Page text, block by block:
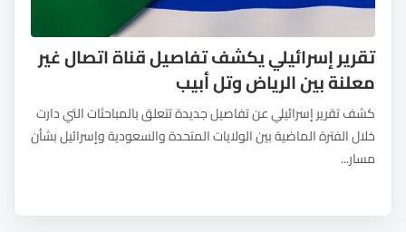
تقرير إسرائيلي يكشف تفاصيل قناة اتصال غير
معلنة بين الرياض وتل أبيب
كشف تقرير إسرائيلي عن تفاصيل جديدة تتعلق بالمباحثات التي دارت
خلال الفترة الماضية بين الولايات المتحدة والسعودية وإسرائيل بشأن
مسار...